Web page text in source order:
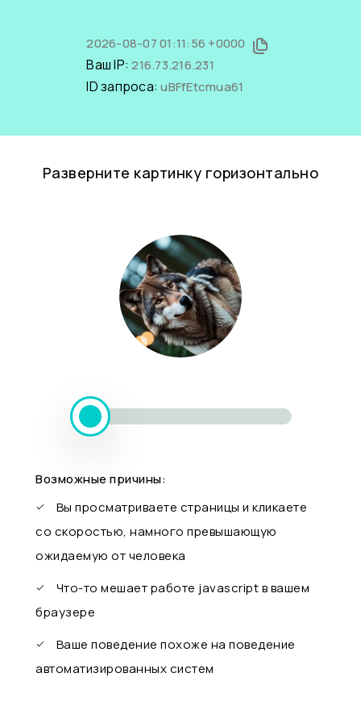
2026-08-07 01:11:56 +0000
Ваш IP:216.73.216.231
ID запроса:uBFfEtcmua61
Разверните картинку горизонтально
Возможные причины:
Вы просматриваете страницы и кликаете
со скоростью, намного превышающую
ожидаемую от человека
Что-то мешает работе javascript в вашем
браузере
Ваше поведение похоже на поведение
автоматизированных систем